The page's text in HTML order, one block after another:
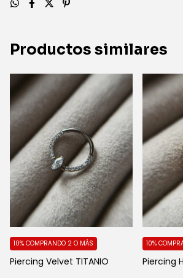
Productos similares
Piercing Velvet TITANIO
10% COMPRANDO 2 O MÁS
Piercing
10%